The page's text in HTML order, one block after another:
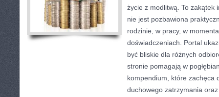
życie z modlitwą. To zakątek
nie jest pozbawiona
rodzinie, w pracy, w
doświadczeniach. Portal
być bliskie dla różnych
stronie pomagają w
kompendium, które zachęca
duchowego zatrzymania